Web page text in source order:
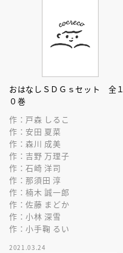
おはなしＳＤＧｓセット 全１
０巻
作：戸森 しるこ
作：安田 夏菜
作：森川 成美
作：吉野 万理子
作：石崎 洋司
作：那須田 淳
作：楠木 誠一郎
作：佐藤 まどか
作：小林 深雪
作：小手鞠 るい
2021.03.24